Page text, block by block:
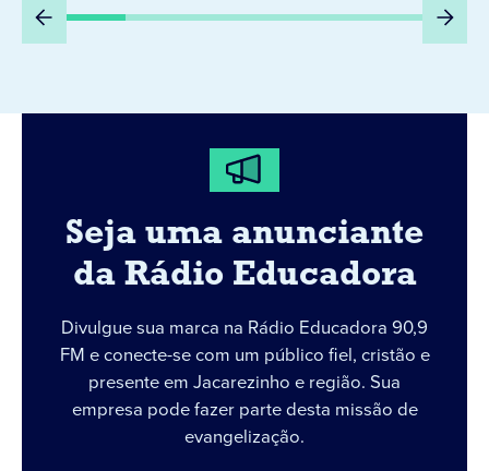
Seja uma anunciante
da Rádio Educadora
Divulgue sua marca na Rádio Educadora 90,9
FM e conecte-se com um público fiel, cristão e
presente em Jacarezinho e região. Sua
empresa pode fazer parte desta missão de
evangelização.